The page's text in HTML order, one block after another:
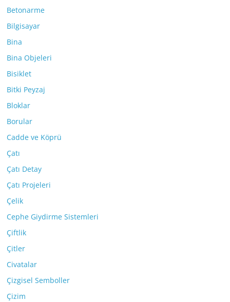
Betonarme
Bilgisayar
Bina
Bina Objeleri
Bisiklet
Bitki Peyzaj
Bloklar
Borular
Cadde ve Köprü
Çatı
Çatı Detay
Çatı Projeleri
Çelik
Cephe Giydirme Sistemleri
Çiftlik
Çitler
Civatalar
Çizgisel Semboller
Çizim